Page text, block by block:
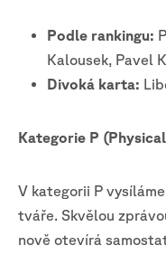
Podle rankingu:
Kalousek, Pavel
Divoká karta:
Kategorie P
V kategorii P
tváře. Skvělou
nově otevírá